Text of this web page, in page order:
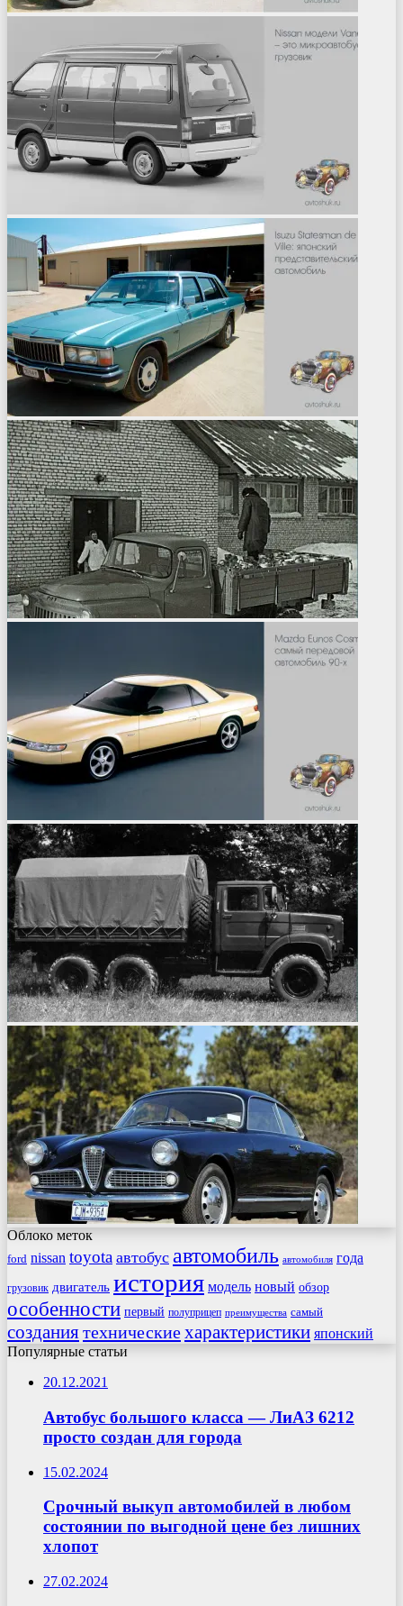
Облоко меток
ford nissan toyota автобус автомобиль автомобиля года
грузовик двигатель история модель новый обзор
особенности первый полуприцеп преимущества самый
созданиятехническиехарактеристики японский
Популярные статьи
20.12.2021
Автобус большого класса — ЛиАЗ 6212
просто создан для города
15.02.2024
Срочный выкуп автомобилей в любом
состоянии по выгодной цене без лишних
хлопот
27.02.2024